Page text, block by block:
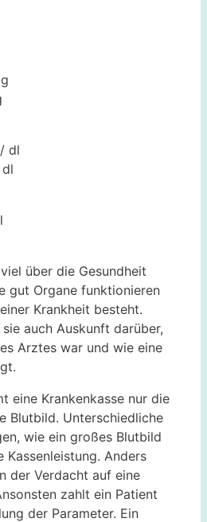
dl
über die Gesundheit
gut Organe funktionieren
Krankheit besteht.
auch Auskunft darüber,
Arztes war und wie eine
eine Krankenkasse nur die
Blutbild. Unterschiedliche
wie ein großes Blutbild
Anders
der Verdacht auf eine
zahlt ein Patient
der Parameter. Ein